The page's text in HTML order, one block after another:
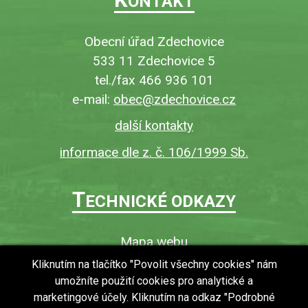
Obecní úřad Zdechovice
533 11 Zdechovice 5
tel./fax 466 936 101
e-mail: obec@zdechovice.cz
další kontakty
informace dle z. č. 106/1999 Sb.
TECHNICKÉ ODKAZY
Mapa webu
O webu
Povinně zveřejňované informace
Kliknutím na tlačítko "Povolit všechny cookies" nám
umožníte použití cookies pro analytické a
marketingové účely. Kliknutím na odkaz "Podrobné